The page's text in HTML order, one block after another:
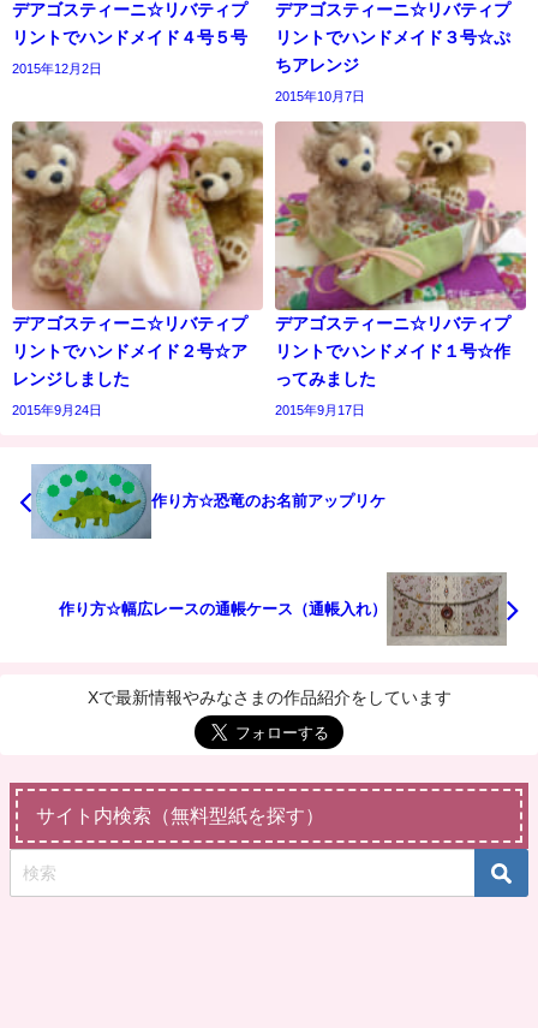
デアゴスティーニ☆リバティプ
リントでハンドメイド４号５号
2015年12月2日
デアゴスティーニ☆リバティプ
リントでハンドメイド３号☆ぷ
ちアレンジ
2015年10月7日
デアゴスティーニ☆リバティプ
リントでハンドメイド２号☆ア
レンジしました
2015年9月24日
デアゴスティーニ☆リバティプ
リントでハンドメイド１号☆作
ってみました
2015年9月17日
作り方☆恐竜のお名前アップリケ
作り方☆幅広レースの通帳ケース（通帳入れ）
Xで最新情報やみなさまの作品紹介をしています
サイト内検索（無料型紙を探す）